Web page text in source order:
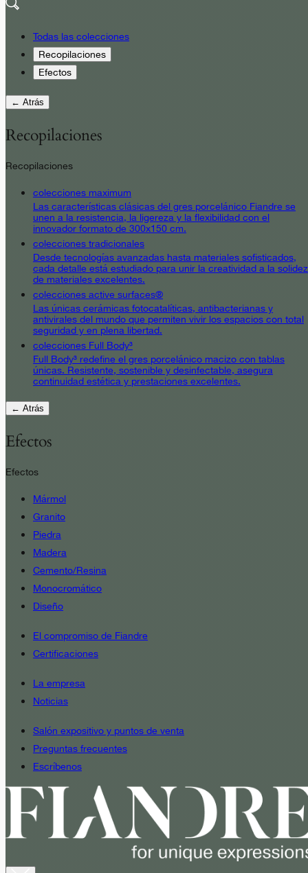
Todas las colecciones
Recopilaciones
Efectos
← Atrás
Recopilaciones
Recopilaciones
colecciones maximum
Las características clásicas del gres porcelánico Fiandre se
unen a la resistencia, la ligereza y la flexibilidad con el
innovador formato de 300x150 cm.
colecciones tradicionales
Desde tecnologías avanzadas hasta materiales sofisticados,
cada detalle está estudiado para unir la creatividad a la solidez
de materiales excelentes.
colecciones active surfaces®
Las únicas cerámicas fotocatalíticas, antibacterianas y
antivirales del mundo que permiten vivir los espacios con total
seguridad y en plena libertad.
colecciones Full Body³
Full Body³ redefine el gres porcelánico macizo con tablas
únicas. Resistente, sostenible y desinfectable, asegura
continuidad estética y prestaciones excelentes.
← Atrás
Efectos
Efectos
Mármol
Granito
Piedra
Madera
Cemento/Resina
Monocromático
Diseño
El compromiso de Fiandre
Certificaciones
La empresa
Noticias
Salón expositivo y puntos de venta
Preguntas frecuentes
Escríbenos